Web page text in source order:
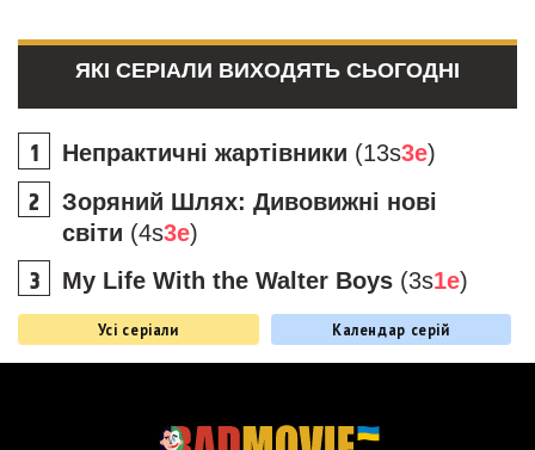
ЯКІ СЕРІАЛИ ВИХОДЯТЬ СЬОГОДНІ
Непрактичні жартівники (13s3e)
Зоряний Шлях: Дивовижні нові
світи (4s3e)
My Life With the Walter Boys (3s1e)
Усі серіали Календар серій